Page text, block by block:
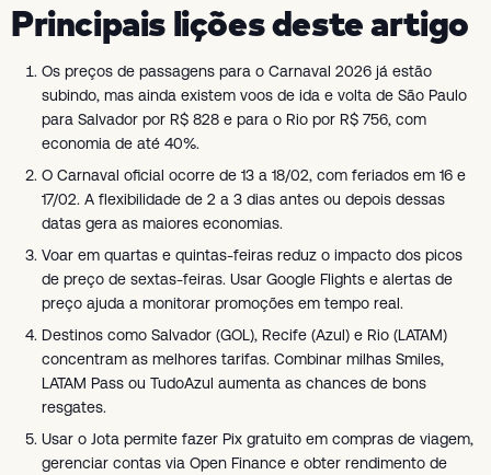
Principais lições deste artigo
Os preços de passagens para o Carnaval 2026 já estão
subindo, mas ainda existem voos de ida e volta de São Paulo
para Salvador por R$ 828 e para o Rio por R$ 756, com
economia de até 40%.
O Carnaval oficial ocorre de 13 a 18/02, com feriados em 16 e
17/02. A flexibilidade de 2 a 3 dias antes ou depois dessas
datas gera as maiores economias.
Voar em quartas e quintas-feiras reduz o impacto dos picos
de preço de sextas-feiras. Usar Google Flights e alertas de
preço ajuda a monitorar promoções em tempo real.
Destinos como Salvador (GOL), Recife (Azul) e Rio (LATAM)
concentram as melhores tarifas. Combinar milhas Smiles,
LATAM Pass ou TudoAzul aumenta as chances de bons
resgates.
Usar o Jota permite fazer Pix gratuito em compras de viagem,
gerenciar contas via Open Finance e obter rendimento de